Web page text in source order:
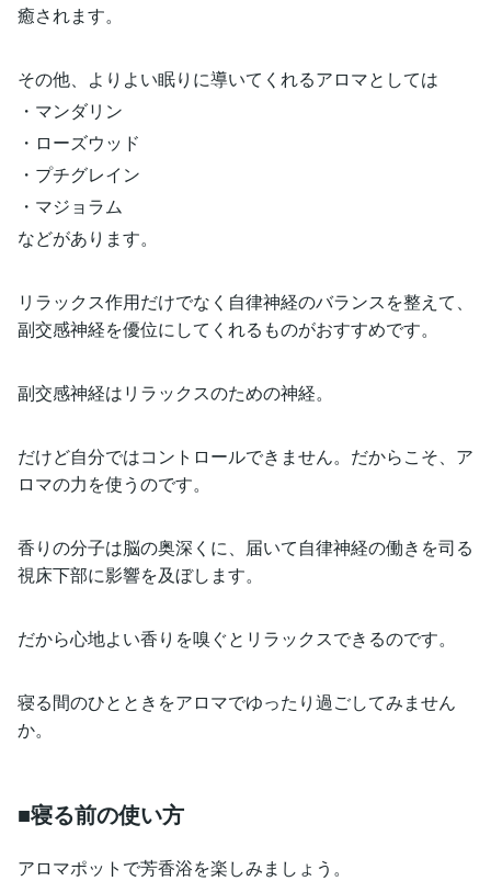
癒されます。
その他、よりよい眠りに導いてくれるアロマとしては
・マンダリン
・ローズウッド
・プチグレイン
・マジョラム
などがあります。
リラックス作用だけでなく自律神経のバランスを整えて、
副交感神経を優位にしてくれるものがおすすめです。
副交感神経はリラックスのための神経。
だけど自分ではコントロールできません。だからこそ、ア
ロマの力を使うのです。
香りの分子は脳の奥深くに、届いて自律神経の働きを司る
視床下部に影響を及ぼします。
だから心地よい香りを嗅ぐとリラックスできるのです。
寝る間のひとときをアロマでゆったり過ごしてみません
か。
■寝る前の使い方
アロマポットで芳香浴を楽しみましょう。